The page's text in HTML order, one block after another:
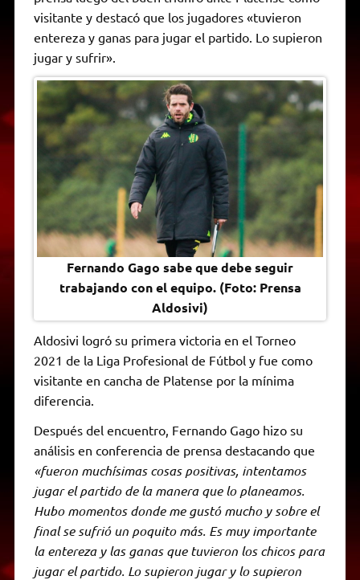
A
p
p
r
a
m
e
r
o
k
g
e
n
k
F
r
i
d
l
y
visitante y destacó que los jugadores «tuvieron
entereza y ganas para jugar el partido. Lo supieron
jugar y sufrir».
Fernando Gago sabe que debe seguir
trabajando con el equipo. (Foto: Prensa
Aldosivi)
Aldosivi logró su primera victoria en el Torneo
2021 de la Liga Profesional de Fútbol y fue como
visitante en cancha de Platense por la mínima
diferencia.
Después del encuentro, Fernando Gago hizo su
análisis en conferencia de prensa destacando que
«fueron muchísimas cosas positivas, intentamos
jugar el partido de la manera que lo planeamos.
Hubo momentos donde me gustó mucho y sobre el
final se sufrió un poquito más. Es muy importante
la entereza y las ganas que tuvieron los chicos para
jugar el partido. Lo supieron jugar y lo supieron